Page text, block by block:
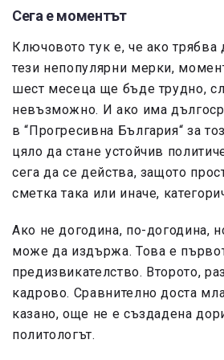
Сега е моментът
Ключовото тук е, че ако трябва
тези непопулярни мерки,
шест месеца ще бъде трудно,
невъзможно. И ако има
в “Прогресивна България“ за
цяло да стане устойчив
сега да се действа, защото
сметка така или иначе,
Ако не догодина, по-догодина,
може да издържа. Това е
предизвикателство. Второто,
кадрово. Сравнително доста
казано, още не е създадена
политологът.